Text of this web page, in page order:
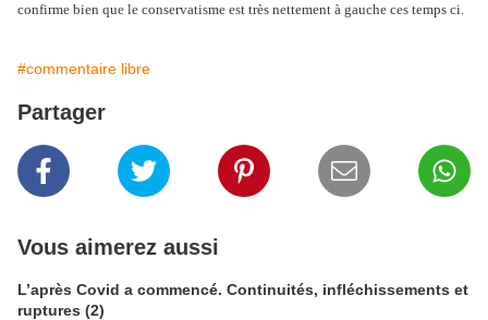
confirme bien que le conservatisme est très nettement à gauche ces temps ci.
#commentaire libre
Partager
Vous aimerez aussi
L’après Covid a commencé. Continuités, infléchissements et
ruptures (2)